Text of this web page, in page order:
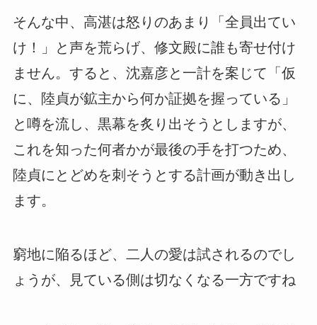
そんな中、高湛は怒りのあまり「全員出てい
け！」と声を荒らげ、修文殿に誰も寄せ付け
ません。すると、沈嘉彦と一計を案じて「仮
に、陸貞が鉱主から何か証拠を握っている」
と噂を流し、黒幕を炙り出そうとしますが、
これを知った何者かが最後の手を打つため、
陸貞にとどめを刺そうとする計画が動き出し
ます。
窮地に陥るほど、二人の愛は試されるのでし
ょうが、見ている側は切なくなる一方ですね